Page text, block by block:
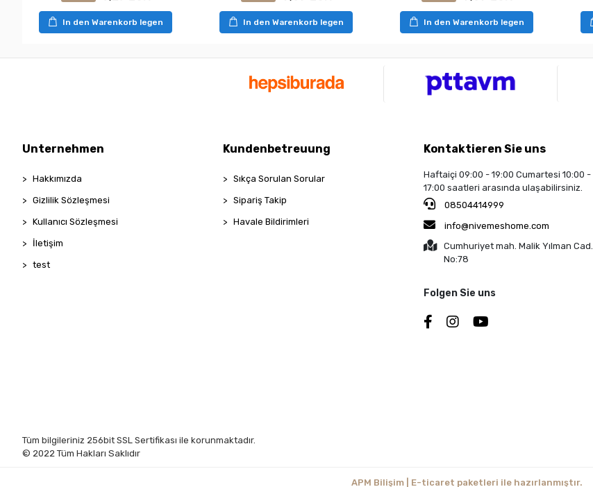
In den Warenkorb legen In den Warenkorb legen In den Warenkorb legen
Unternehmen
Hakkımızda
Gizlilik Sözleşmesi
Kullanıcı Sözleşmesi
İletişim
test
Kundenbetreuung
Sıkça Sorulan Sorular
Sipariş Takip
Havale Bildirimleri
Kontaktieren Sie uns
Haftaiçi 09:00 - 19:00 Cumartesi 10:00 -
17:00 saatleri arasında ulaşabilirsiniz.
08504414999
info@nivemeshome.com
Cumhuriyet mah. Malik Yılman Cad.
No:78
Folgen Sie uns
Tüm bilgileriniz 256bit SSL Sertifikası ile korunmaktadır.
© 2022 Tüm Hakları Saklıdır
APM Bilişim | E-ticaret paketleri ile hazırlanmıştır.